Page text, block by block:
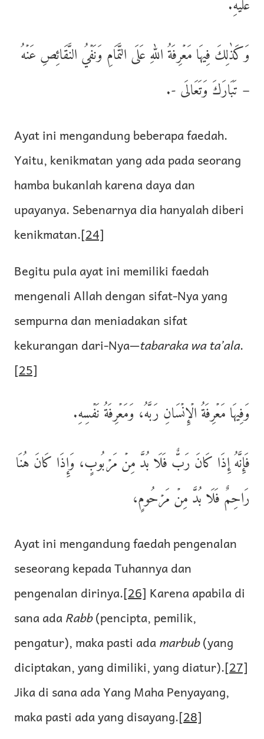
عَلَيۡهِ.
وَكَذٰلِكَ فِيهَا مَعۡرِفَةُ اللهِ عَلَى التَّمَامِ وَنَفۡيُ النَّقَائِصِ عَنۡهُ
– تَبَارَكَ وَتَعَالَى -.
Ayat ini mengandung beberapa faedah.
Yaitu, kenikmatan yang ada pada seorang
hamba bukanlah karena daya dan
upayanya. Sebenarnya dia hanyalah diberi
kenikmatan.[24]
Begitu pula ayat ini memiliki faedah
mengenali Allah dengan sifat-Nya yang
sempurna dan meniadakan sifat
kekurangan dari-Nya—tabaraka wa ta’ala.
[25]
وَفِيهَا مَعۡرِفَةُ الۡإِنۡسَانِ رَبَّهُ، وَمَعۡرِفَةُ نَفۡسِهِ.
فَإِنَّهُ إِذَا كَانَ رَبٌّ فَلَا بُدَّ مِنۡ مَرۡبُوبٍ، وَإِذَا كَانَ هُنَا
رَاحِمٌ فَلَا بُدَّ مِنۡ مَرۡحُومٍ،
Ayat ini mengandung faedah pengenalan
seseorang kepada Tuhannya dan
pengenalan dirinya.[26] Karena apabila di
sana adaRabb(pencipta, pemilik,
pengatur), maka pasti adamarbub(yang
diciptakan, yang dimiliki, yang diatur).[27]
Jika di sana ada Yang Maha Penyayang,
maka pasti ada yang disayang.[28]